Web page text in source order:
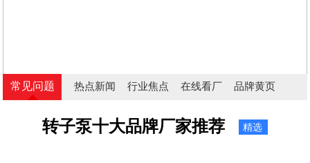
常见问题 热点新闻 行业焦点 在线看厂 品牌黄页
转子泵十大品牌厂家推荐 精选